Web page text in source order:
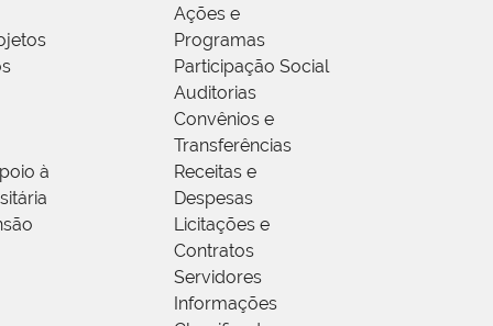
à
Ações e
Programas
Participação Social
Auditorias
Convênios e
Transferências
Receitas e
Despesas
Licitações e
Contratos
Servidores
Informações